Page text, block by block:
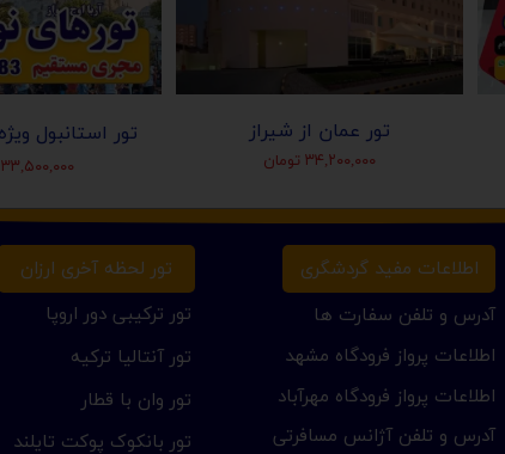
۳۳,۵۰۰,۰۰۰ تومان
تور عمان از شیراز
۳۴,۲۰۰,۰۰۰ تومان
تور ترکیبی دور اروپا
تور آنتالیا ترکیه
تور وان با قطار
تور بانکوک پوکت تایلند
تور لحظه آخری ارزان
اطلاعات پرواز فرودگاه مهرآباد
اطلاعات پرواز فرودگاه مشهد
آدرس و تلفن سفارت ها
آدرس و تلفن آژانس مسافرتی
اطلاعات مفید گردشگری